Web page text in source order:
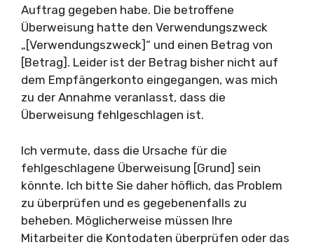
Auftrag gegeben habe. Die betroffene
Überweisung hatte den Verwendungszweck
„[Verwendungszweck]“ und einen Betrag von
[Betrag]. Leider ist der Betrag bisher nicht auf
dem Empfängerkonto eingegangen, was mich
zu der Annahme veranlasst, dass die
Überweisung fehlgeschlagen ist.
Ich vermute, dass die Ursache für die
fehlgeschlagene Überweisung [Grund] sein
könnte. Ich bitte Sie daher höflich, das Problem
zu überprüfen und es gegebenenfalls zu
beheben. Möglicherweise müssen Ihre
Mitarbeiter die Kontodaten überprüfen oder das